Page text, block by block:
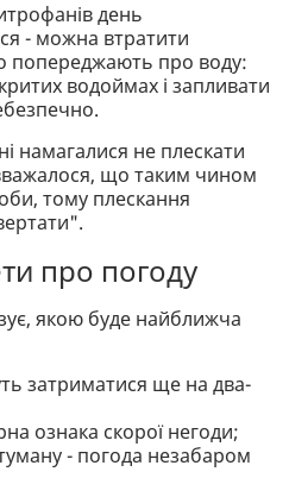
день
- можна втратити
попереджають про воду:
водоймах і запливати
намагалися не плескати
що таким чином
тому плескання
про погоду
якою буде найближча
затриматися ще на два-
ознака скорої негоди;
- погода незабаром